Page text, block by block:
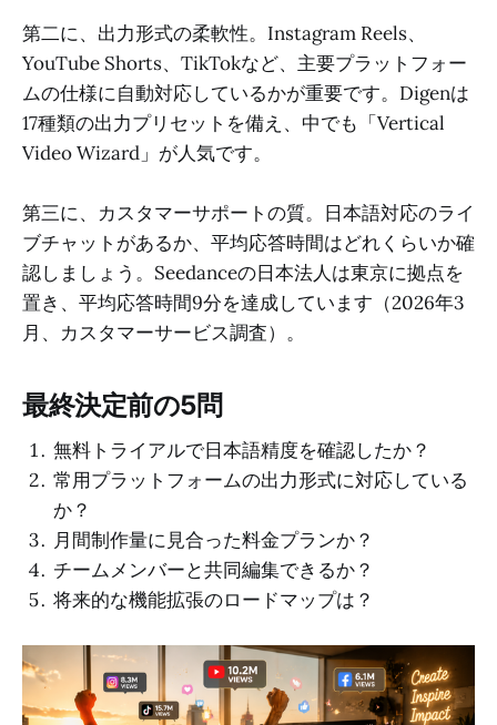
第二に、出力形式の柔軟性。Instagram Reels、
YouTube Shorts、TikTokなど、主要プラットフォー
ムの仕様に自動対応しているかが重要です。Digenは
17種類の出力プリセットを備え、中でも「Vertical
Video Wizard」が人気です。
第三に、カスタマーサポートの質。日本語対応のライ
ブチャットがあるか、平均応答時間はどれくらいか確
認しましょう。Seedanceの日本法人は東京に拠点を
置き、平均応答時間9分を達成しています（2026年3
月、カスタマーサービス調査）。
最終決定前の5問
無料トライアルで日本語精度を確認したか？
常用プラットフォームの出力形式に対応している
か？
月間制作量に見合った料金プランか？
チームメンバーと共同編集できるか？
将来的な機能拡張のロードマップは？